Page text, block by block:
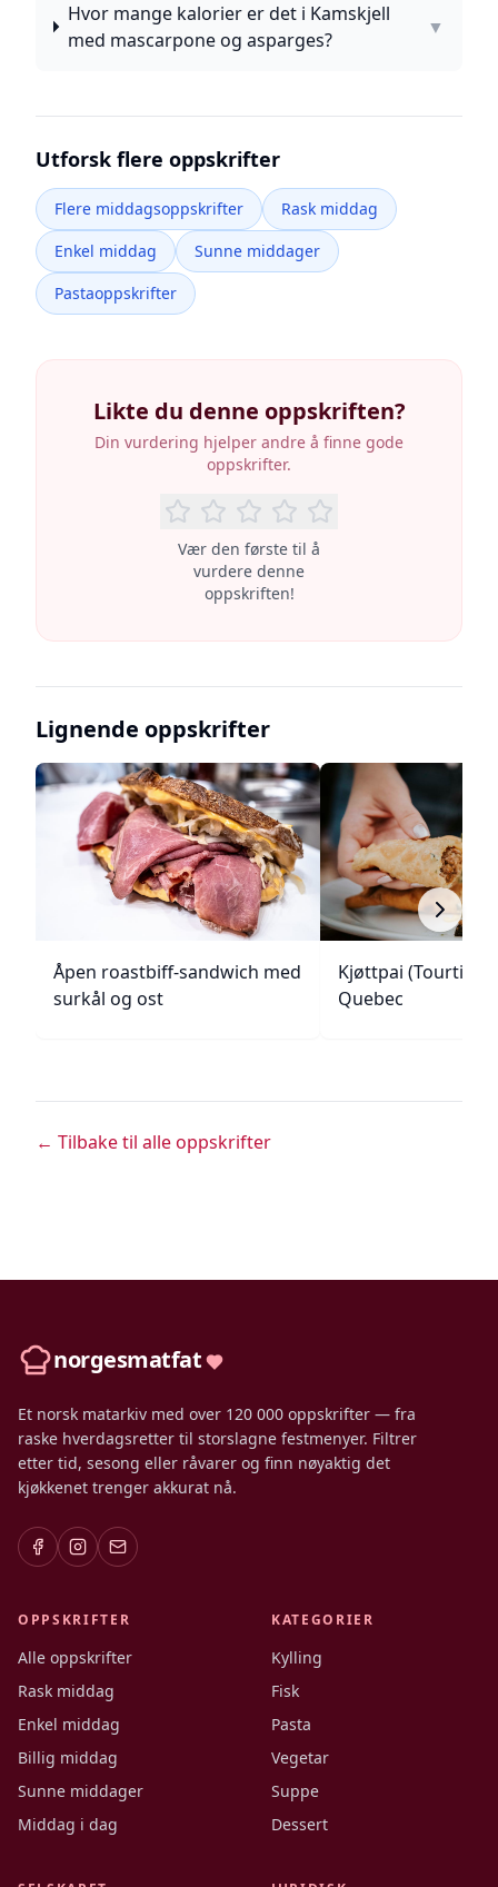
Hvor mange kalorier er det i Kamskjell
med mascarpone og asparges?
▼
Utforsk flere oppskrifter
Flere middagsoppskrifter
Rask middag
Enkel middag
Sunne middager
Pastaoppskrifter
Likte du denne oppskriften?
Din vurdering hjelper andre å finne gode
oppskrifter.
Vær den første til å
vurdere denne
oppskriften!
Lignende oppskrifter
Åpen roastbiff-sandwich med
surkål og ost
Kjøttpai
Quebec
← Tilbake til alle oppskrifter
norgesmatfat
Et norsk matarkiv med over 120 000 oppskrifter — fra
raske hverdagsretter til storslagne festmenyer. Filtrer
etter tid, sesong eller råvarer og finn nøyaktig det
kjøkkenet trenger akkurat nå.
OPPSKRIFTER
Alle oppskrifter
Rask middag
Enkel middag
Billig middag
Sunne middager
Middag i dag
KATEGORIER
Kylling
Fisk
Pasta
Vegetar
Suppe
Dessert